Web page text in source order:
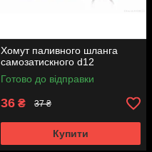
Хомут паливного шланга
самозатискного d12
Готово до відправки
36 ₴ 37 ₴
Купити